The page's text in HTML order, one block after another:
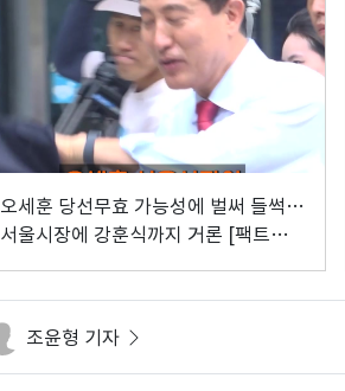
오세훈 당선무효 가능성에 벌써 들썩…
서울시장에 강훈식까지 거론 [팩트앤뷰
조윤형 기자